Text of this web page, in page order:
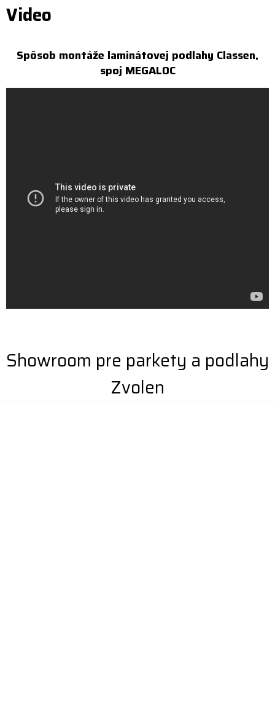
Video
Spôsob montáže laminátovej podlahy Classen,
spoj MEGALOC
Showroom pre parkety a podlahy
Zvolen